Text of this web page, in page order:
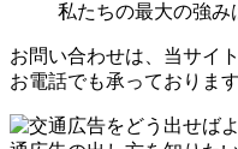
私たちの最大の強み
お問い合わせは、当サイ
お電話でも承っております